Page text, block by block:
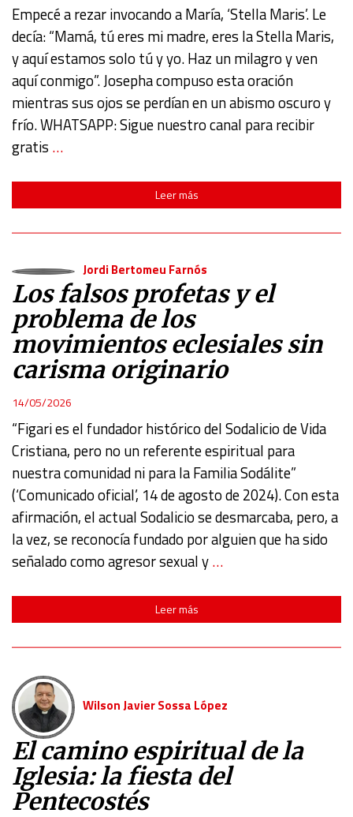
Empecé a rezar invocando a María, ‘Stella Maris’. Le
decía: “Mamá, tú eres mi madre, eres la Stella Maris,
y aquí estamos solo tú y yo. Haz un milagro y ven
aquí conmigo”. Josepha compuso esta oración
mientras sus ojos se perdían en un abismo oscuro y
frío. WHATSAPP: Sigue nuestro canal para recibir
gratis …
Leer más
Jordi Bertomeu Farnós
Los falsos profetas y el
problema de los
movimientos eclesiales sin
carisma originario
14/05/2026
“Figari es el fundador histórico del Sodalicio de Vida
Cristiana, pero no un referente espiritual para
nuestra comunidad ni para la Familia Sodálite”
(‘Comunicado oficial’, 14 de agosto de 2024). Con esta
afirmación, el actual Sodalicio se desmarcaba, pero, a
la vez, se reconocía fundado por alguien que ha sido
señalado como agresor sexual y…
Leer más
Wilson Javier Sossa López
El camino espiritual de la
Iglesia: la fiesta del
Pentecostés